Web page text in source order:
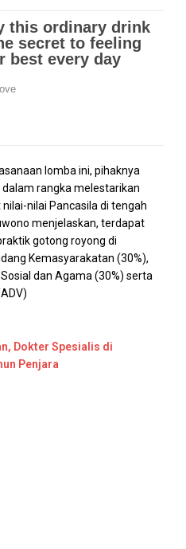
lomba ini, pihaknya
rangka melestarikan
nilai Pancasila di tengah
menjelaskan, terdapat
gotong royong di
Kemasyarakatan (30%),
dan Agama (30%) serta
Dokter Spesialis di
Penjara